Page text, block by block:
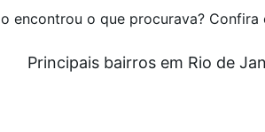
encontrou o que procurava? Confira
Principais bairros em Rio de